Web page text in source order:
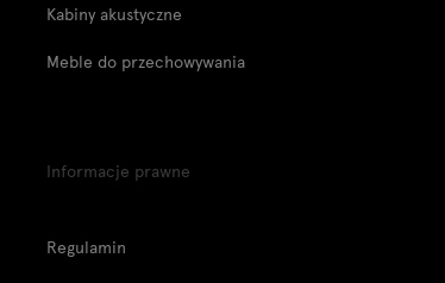
Kabiny akustyczne
Meble do przechowywania
Informacje prawne
Regulamin